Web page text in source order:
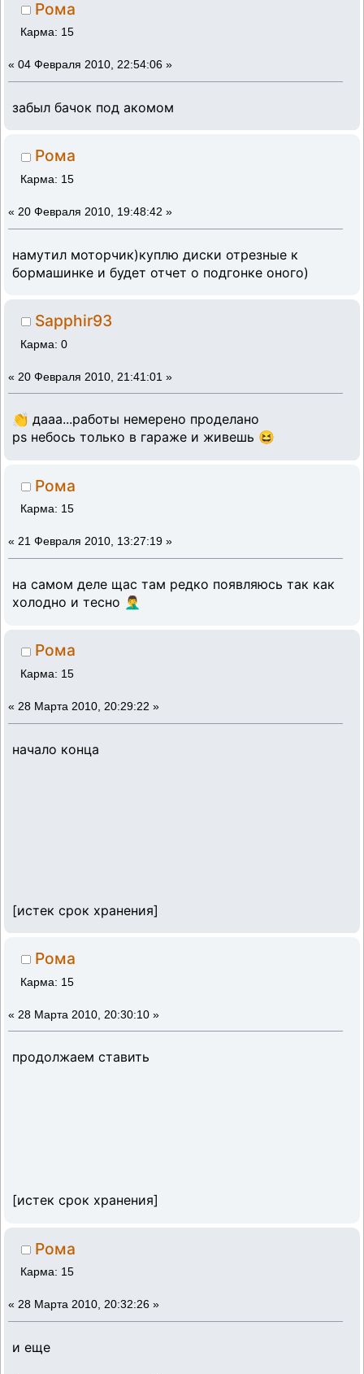
Рома
Карма: 15
« 04 Февраля 2010, 22:54:06 »
забыл бачок под акомом
Рома
Карма: 15
« 20 Февраля 2010, 19:48:42 »
намутил моторчик)куплю диски отрезные к
бормашинке и будет отчет о подгонке оного)
Sapphir93
Карма: 0
« 20 Февраля 2010, 21:41:01 »
👏 дааа...работы немерено проделано
ps небось только в гараже и живешь 😆
Рома
Карма: 15
« 21 Февраля 2010, 13:27:19 »
на самом деле щас там редко появляюсь так как
холодно и тесно 🤦‍♂️
Рома
Карма: 15
« 28 Марта 2010, 20:29:22 »
начало конца
[истек срок хранения]
Рома
Карма: 15
« 28 Марта 2010, 20:30:10 »
продолжаем ставить
[истек срок хранения]
Рома
Карма: 15
« 28 Марта 2010, 20:32:26 »
и еще